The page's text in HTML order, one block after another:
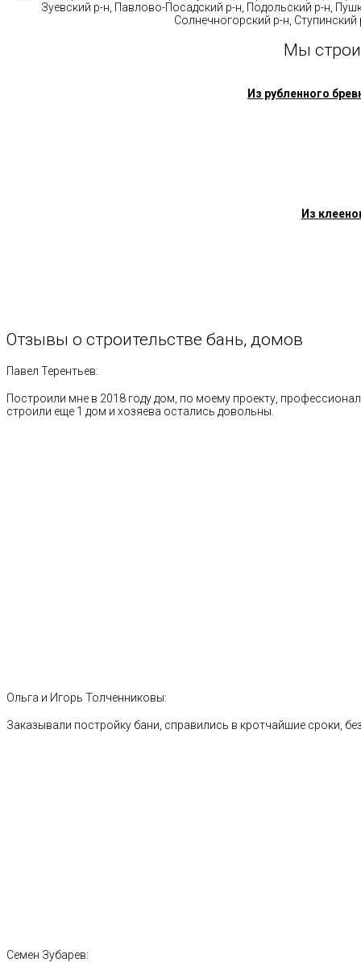
Зуевский р-н, Павлово-Посадский р-н, Подольский р-н,
Солнечногорский р-н,
Мы
Из рубленного
Из
Отзывы о строительстве бань, домов
Павел Терентьев:
Построили мне в 2018 году дом, по моему проекту,
строили еще 1 дом и хозяева остались довольны.
Ольга и Игорь Толченниковы:
Заказывали постройку бани, справились в кротчайшие сроки,
Семен Зубарев: